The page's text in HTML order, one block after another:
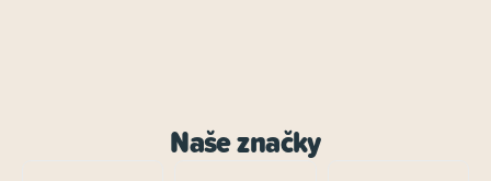
Naše značky